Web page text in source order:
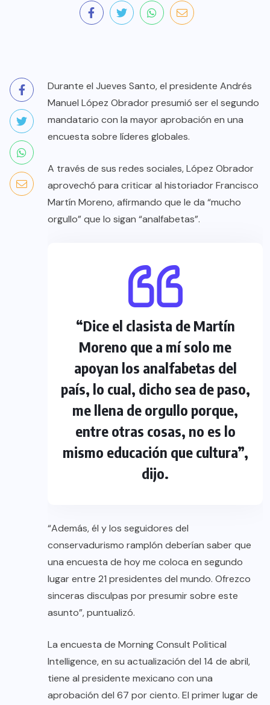
Durante el Jueves Santo, el presidente Andrés
Manuel López Obrador presumió ser el segundo
mandatario con la mayor aprobación en una
encuesta sobre líderes globales.
A través de sus redes sociales, López Obrador
aprovechó para criticar al historiador Francisco
Martín Moreno, afirmando que le da “mucho
orgullo” que lo sigan “analfabetas”.
“Dice el clasista de Martín
Moreno que a mí solo me
apoyan los analfabetas del
país, lo cual, dicho sea de paso,
me llena de orgullo porque,
entre otras cosas, no es lo
mismo educación que cultura”,
dijo.
“Además, él y los seguidores del
conservadurismo ramplón deberían saber que
una encuesta de hoy me coloca en segundo
lugar entre 21 presidentes del mundo. Ofrezco
sinceras disculpas por presumir sobre este
asunto”, puntualizó.
La encuesta de Morning Consult Political
Intelligence, en su actualización del 14 de abril,
tiene al presidente mexicano con una
aprobación del 67 por ciento. El primer lugar de